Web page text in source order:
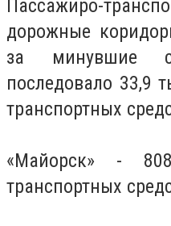
Пассажиро-
дорожные
за минувшие
последовало 33,9
транспортных
«Майорск» -
транспортных